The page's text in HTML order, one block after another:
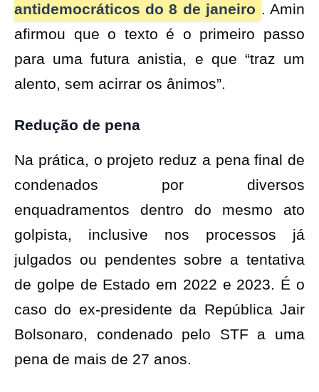
antidemocráticos do 8 de janeiro . Amin
afirmou que o texto é o primeiro passo
para uma futura anistia, e que “traz um
alento, sem acirrar os ânimos”.
Redução de pena
Na prática, o projeto reduz a pena final de
condenados por diversos
enquadramentos dentro do mesmo ato
golpista, inclusive nos processos já
julgados ou pendentes sobre a tentativa
de golpe de Estado em 2022 e 2023. É o
caso do ex-presidente da República Jair
Bolsonaro, condenado pelo STF a uma
pena de mais de 27 anos.